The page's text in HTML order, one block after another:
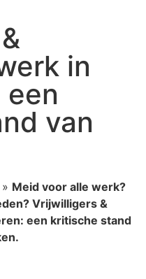
in
een
van
» Meid voor alle werk?
Vrijwilligers &
een kritische stand